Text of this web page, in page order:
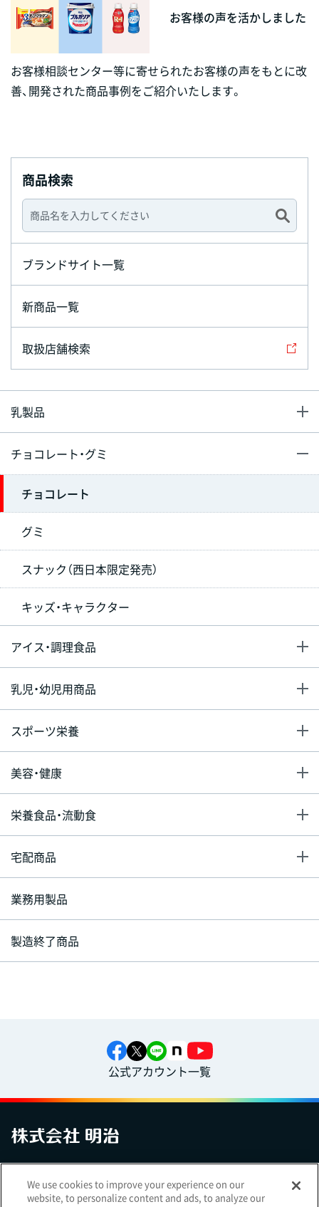
お客様の声を活かしました
お客様相談センター等に寄せられたお客様の声をもとに改
善、開発された商品事例をご紹介いたします。
商品検索
ブランドサイト一覧
新商品一覧
取扱店舗検索
乳製品
チョコレート・グミ
チョコレート
グミ
スナック（西日本限定発売）
キッズ・キャラクター
アイス・調理食品
乳児・幼児用商品
スポーツ栄養
美容・健康
栄養食品・流動食
宅配商品
業務用製品
製造終了商品
公式アカウント一覧
アクセシビリティへの対応方針ご利用規約明治グループのDX
We use cookies to improve your experience on our
website, to personalize content and ads, to analyze our